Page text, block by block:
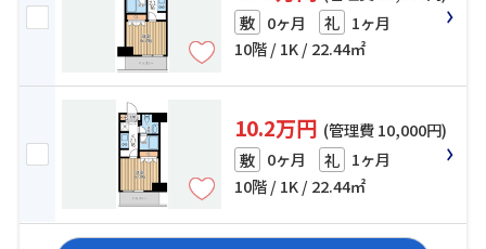
敷 0ヶ月 礼 1ヶ月
10階 / 1K / 22.44㎡
10.2万円 (管理費 10,000円)
敷 0ヶ月 礼 1ヶ月
10階 / 1K / 22.44㎡